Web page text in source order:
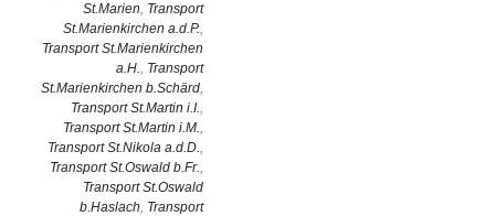
St.Marien, Transport
St.Marienkirchen a.d.P.,
Transport St.Marienkirchen
a.H., Transport
St.Marienkirchen b.Schärd,
Transport St.Martin i.I.,
Transport St.Martin i.M.,
Transport St.Nikola a.d.D.,
Transport St.Oswald b.Fr.,
Transport St.Oswald
b.Haslach, Transport